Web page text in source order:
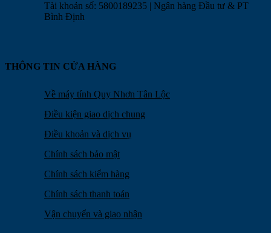
Tài khoản số: 5800189235 | Ngân hàng Đầu tư & PT
Bình Định
THÔNG TIN CỬA HÀNG
Về máy tính Quy Nhơn Tân Lộc
Điều kiện giao dịch chung
Điều khoản và dịch vụ
Chính sách bảo mật
Chính sách kiểm hàng
Chính sách thanh toán
Vận chuyển và giao nhận